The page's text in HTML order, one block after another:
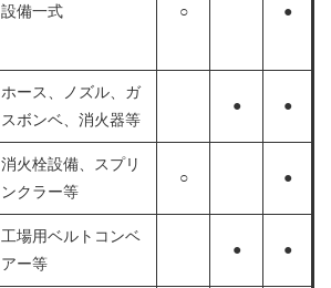
設備一式 ○ ●
ホース、ノズル、ガ
スボンベ、消火器等
● ●
消火栓設備、スプリ
ンクラー等
○ ●
工場用ベルトコンベ
アー等
● ●